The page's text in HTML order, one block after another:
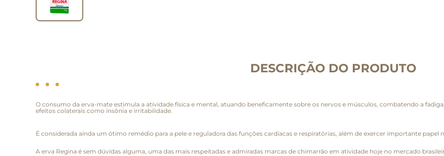
DESCRIÇÃO DO PRODUTO
O consumo da erva-mate estimula a atividade física e mental, atuando beneficamente sobre os nervos e músculos, combatendo a
efeitos colaterais como insônia e irritabilidade.
É considerada ainda um ótimo remédio para a pele e reguladora das funções cardíacas e respiratórias, além de exercer importante papel
A erva Regina é sem dúvidas alguma, uma das mais respeitadas e admiradas marcas de chimarrão em atividade hoje no mercado